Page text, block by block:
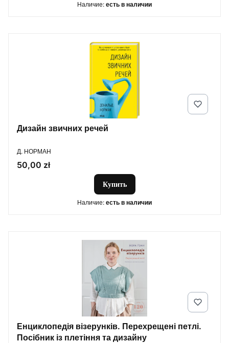
Наличие: есть в наличии
Дизайн звичних речей
ПРОИЗВОДИТЕЛЬ
Д. НОРМАН
Цена
50,00 zł
Купить
Наличие: есть в наличии
Енциклопедія візерунків. Перехрещені петлі.
Посібник із плетіння та дизайну